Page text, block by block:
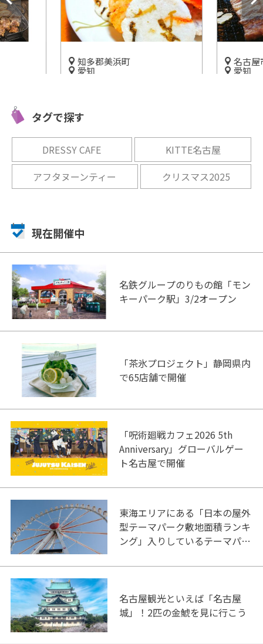
知多郡美浜町
愛知
開催中
名古屋
愛知
タグで探す
DRESSY CAFE
KITTE名古屋
アフタヌーンティー
クリスマス2025
現在開催中
名鉄グループのりもの館「モン
キーパーク駅」3/2オープン
「茶氷プロジェクト」静岡県内
で65店舗で開催
「呪術廻戦カフェ2026 5th
Anniversary」グローバルゲー
ト名古屋で開催
東海エリアにある「日本の屋外
型テーマパーク敷地面積ランキ
ング」入りしているテーマパー
名古屋観光といえば「名古屋
城」！2匹の金鯱を見に行こう